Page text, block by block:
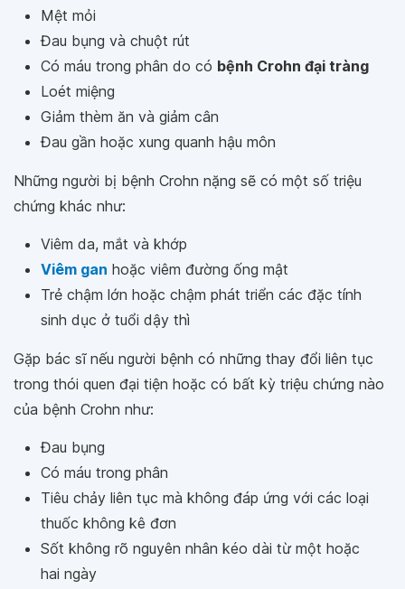
Mệt mỏi
Đau bụng và chuột rút
Có máu trong phân do có bệnh Crohn đại tràng
Loét miệng
Giảm thèm ăn và giảm cân
Đau gần hoặc xung quanh hậu môn
Những người bị bệnh Crohn nặng sẽ có một số triệu
chứng khác như:
Viêm da, mắt và khớp
Viêm gan hoặc viêm đường ống mật
Trẻ chậm lớn hoặc chậm phát triển các đặc tính
sinh dục ở tuổi dậy thì
Gặp bác sĩ nếu người bệnh có những thay đổi liên tục
trong thói quen đại tiện hoặc có bất kỳ triệu chứng nào
của bệnh Crohn như:
Đau bụng
Có máu trong phân
Tiêu chảy liên tục mà không đáp ứng với các loại
thuốc không kê đơn
Sốt không rõ nguyên nhân kéo dài từ một hoặc
hai ngày